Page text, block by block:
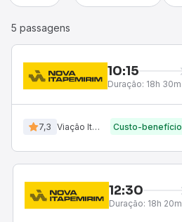
5 passagens
10:15
Duração: 18h 30m
7,3 Viação Itapemirim Custo-benefício
12:30
Duração: 18h 20m